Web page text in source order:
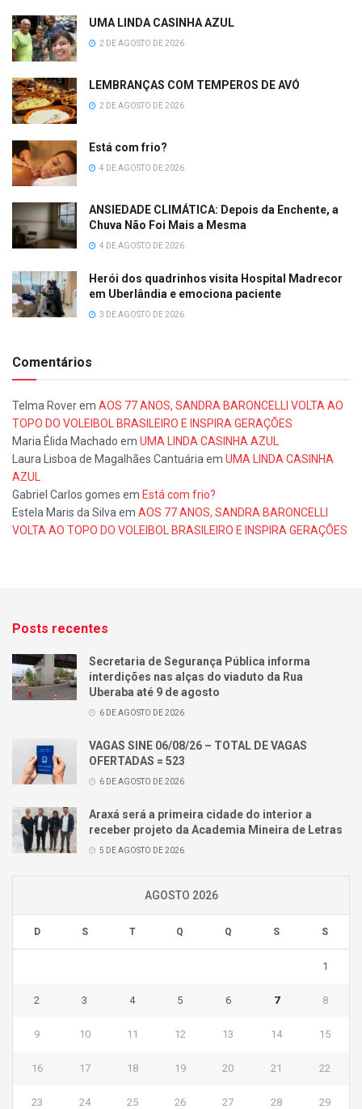
UMA LINDA CASINHA AZUL
2 DE AGOSTO DE 2026
LEMBRANÇAS COM TEMPEROS DE AVÓ
2 DE AGOSTO DE 2026
Está com frio?
4 DE AGOSTO DE 2026
ANSIEDADE CLIMÁTICA: Depois da Enchente, a
Chuva Não Foi Mais a Mesma
4 DE AGOSTO DE 2026
Herói dos quadrinhos visita Hospital Madrecor
em Uberlândia e emociona paciente
3 DE AGOSTO DE 2026
Comentários
Telma Roverem AOS 77 ANOS, SANDRA BARONCELLI VOLTA AO
TOPO DO VOLEIBOL BRASILEIRO E INSPIRA GERAÇÕES
Maria Élida Machado em UMA LINDA CASINHA AZUL
Laura Lisboa de Magalhães Cantuária em UMA LINDA CASINHA
AZUL
Gabriel Carlos gomes em Está com frio?
Estela Maris da Silva em AOS 77 ANOS, SANDRA BARONCELLI
VOLTA AO TOPO DO VOLEIBOL BRASILEIRO E INSPIRA GERAÇÕES
Posts recentes
Secretaria de Segurança Pública informa
interdições nas alças do viaduto da Rua
Uberaba até 9 de agosto
6 DE AGOSTO DE 2026
VAGAS SINE 06/08/26 – TOTAL DE VAGAS
OFERTADAS = 523
6 DE AGOSTO DE 2026
Araxá será a primeira cidade do interior a
receber projeto da Academia Mineira de Letras
5 DE AGOSTO DE 2026
AGOSTO 2026
D S T Q Q S S
1
2 3 4 5 6 7 8
9 10 11 12 13 14 15
16 17 18 19 20 21 22
23 24 25 26 27 28 29